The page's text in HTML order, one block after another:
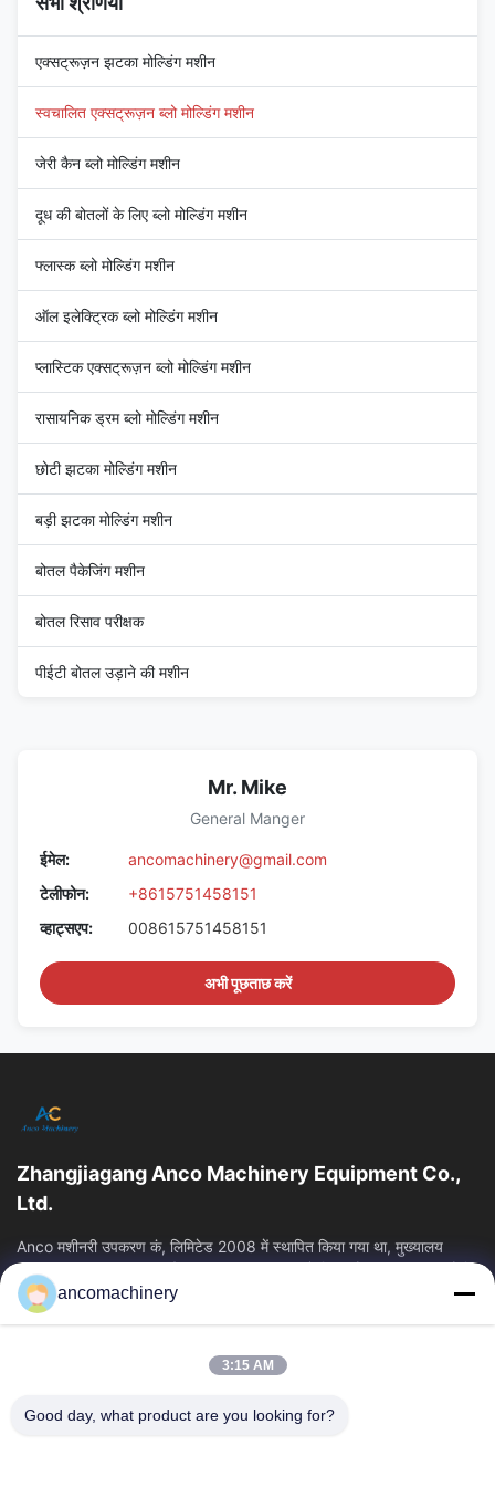
which is critical for ...
एक्सट्रूज़न झटका मोल्डिंग मशीन
स्वचालित एक्सट्रूज़न ब्लो मोल्डिंग मशीन
जेरी कैन ब्लो मोल्डिंग मशीन
दूध की बोतलों के लिए ब्लो मोल्डिंग मशीन
फ्लास्क ब्लो मोल्डिंग मशीन
ऑल इलेक्ट्रिक ब्लो मोल्डिंग मशीन
प्लास्टिक एक्सट्रूज़न ब्लो मोल्डिंग मशीन
रासायनिक ड्रम ब्लो मोल्डिंग मशीन
छोटी झटका मोल्डिंग मशीन
बड़ी झटका मोल्डिंग मशीन
बोतल पैकेजिंग मशीन
बोतल रिसाव परीक्षक
पीईटी बोतल उड़ाने की मशीन
Mr. Mike
General Manger
ईमेल:
ancomachinery@gmail.com
टेलीफोन:
+8615751458151
व्हाट्सएप:
008615751458151
अभी पूछताछ करें
Zhangjiagang Anco Machinery Equipment Co.,
Ltd.
Anco मशीनरी उपकरण कं, लिमिटेड 2008 में स्थापित किया गया था, मुख्यालय
Zhangjiagang शहर, सुज़ौ शहर, Jiangsu प्रांत में स्थित है। यह एक उद्यम है कि
त्वरित लिंक
हमारे बारे में
फैक्टरी यात्रा
गुणवत्ता नियंत्रण
ancomachinery
3:15 AM
Good day, what product are you looking for?